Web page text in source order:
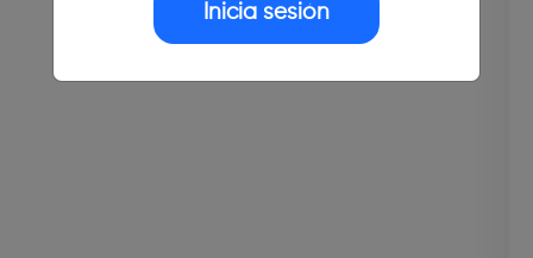
Inicia sesión